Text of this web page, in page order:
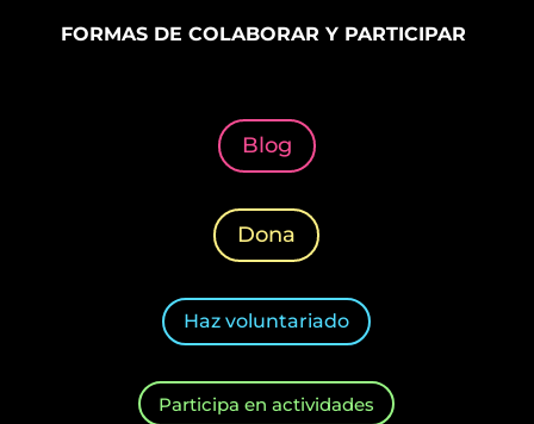
FORMAS DE COLABORAR Y PARTICIPAR
Blog
Dona
Haz voluntariado
Participa en actividades